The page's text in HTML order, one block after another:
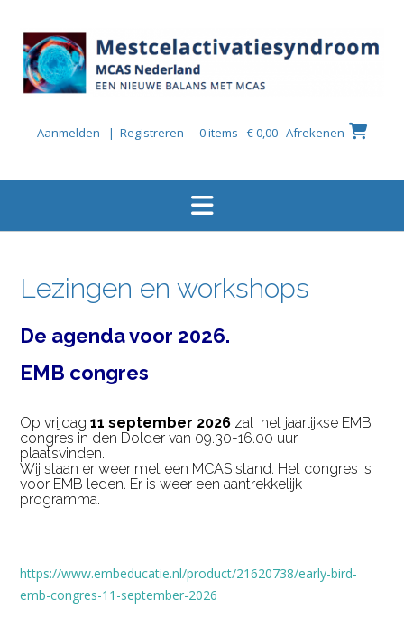
inhoud
Aanmelden | Registreren 0 items - € 0,00 Afrekenen
Lezingen en workshops
De agenda voor 2026.
EMB congres
Op vrijdag 11 september 2026 zal het jaarlijkse EMB
congres in den Dolder van 09.30-16.00 uur
plaatsvinden.
Wij staan er weer met een MCAS stand. Het congres is
voor EMB leden. Er is weer een aantrekkelijk
programma.
https://www.embeducatie.nl/product/21620738/early-bird-
emb-congres-11-september-2026